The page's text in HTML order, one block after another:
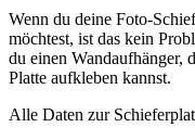
Wenn du deine Foto-
möchtest, ist das kein
du einen Wandaufhänger,
Platte aufkleben kannst.
Alle Daten zur